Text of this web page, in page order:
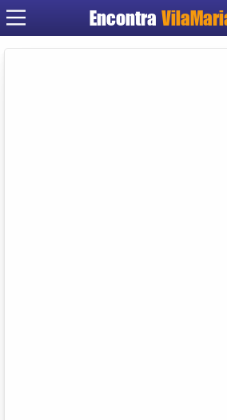
Encontra
Cadastrar